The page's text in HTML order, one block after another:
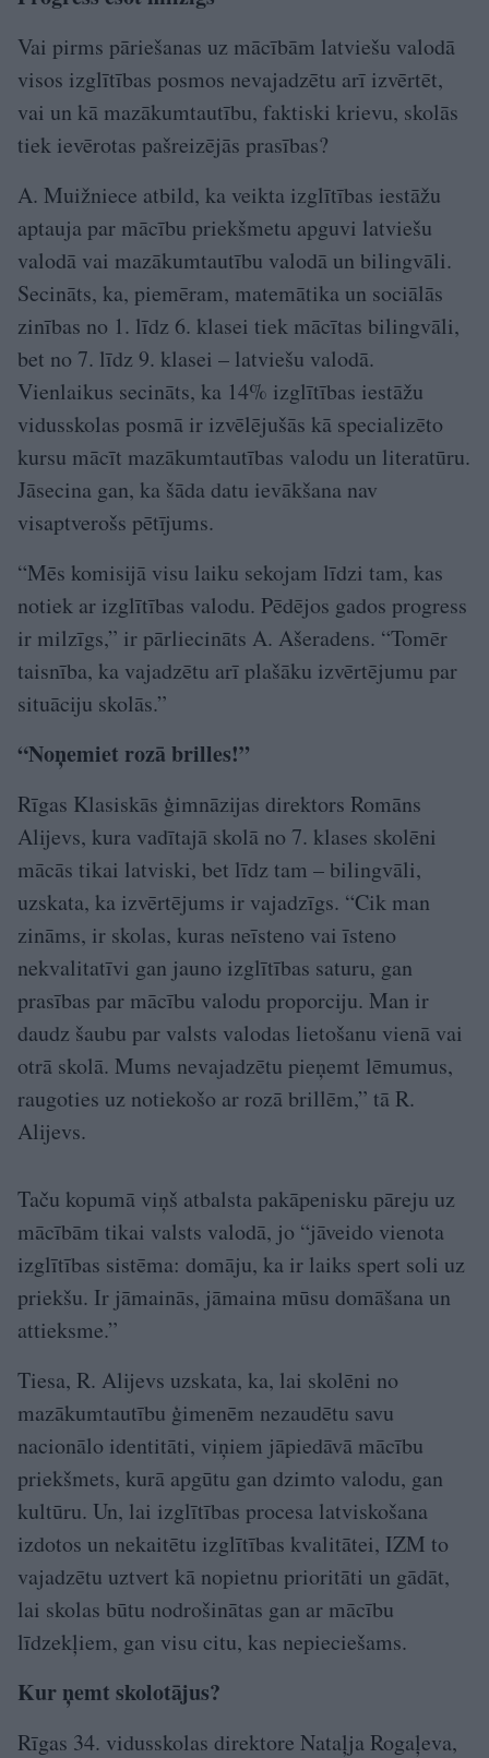
Vai pirms pāriešanas uz mācībām latviešu valodā
visos izglītības posmos nevajadzētu arī izvērtēt,
vai un kā mazākumtautību, faktiski krievu, skolās
tiek ievērotas pašreizējās prasības?
A. Muižniece atbild, ka veikta izglītības iestāžu
aptauja par mācību priekšmetu apguvi latviešu
valodā vai mazākumtautību valodā un bilingvāli.
Secināts, ka, piemēram, matemātika un sociālās
zinības no 1. līdz 6. klasei tiek mācītas bilingvāli,
bet no 7. līdz 9. klasei – latviešu valodā.
Vienlaikus secināts, ka 14% izglītības iestāžu
vidusskolas posmā ir izvēlējušās kā specializēto
kursu mācīt mazākumtautības valodu un literatūru.
Jāsecina gan, ka šāda datu ievākšana nav
visaptverošs pētījums.
“Mēs komisijā visu laiku sekojam līdzi tam, kas
notiek ar izglītības valodu. Pēdējos gados progress
ir milzīgs,” ir pārliecināts A. Ašeradens. “Tomēr
taisnība, ka vajadzētu arī plašāku izvērtējumu par
situāciju skolās.”
“Noņemiet rozā brilles!”
Rīgas Klasiskās ģimnāzijas direktors Romāns
Alijevs, kura vadītajā skolā no 7. klases skolēni
mācās tikai latviski, bet līdz tam – bilingvāli,
uzskata, ka izvērtējums ir vajadzīgs. “Cik man
zināms, ir skolas, kuras neīsteno vai īsteno
nekvalitatīvi gan jauno izglītības saturu, gan
prasības par mācību valodu proporciju. Man ir
daudz šaubu par valsts valodas lietošanu vienā vai
otrā skolā. Mums nevajadzētu pieņemt lēmumus,
raugoties uz notiekošo ar rozā brillēm,” tā R.
Alijevs.
Taču kopumā viņš atbalsta pakāpenisku pāreju uz
mācībām tikai valsts valodā, jo “jāveido vienota
izglītības sistēma: domāju, ka ir laiks spert soli uz
priekšu. Ir jāmainās, jāmaina mūsu domāšana un
attieksme.”
Tiesa, R. Alijevs uzskata, ka, lai skolēni no
mazākumtautību ģimenēm nezaudētu savu
nacionālo identitāti, viņiem jāpiedāvā mācību
priekšmets, kurā apgūtu gan dzimto valodu, gan
kultūru. Un, lai izglītības procesa latviskošana
izdotos un nekaitētu izglītības kvalitātei, IZM to
vajadzētu uztvert kā nopietnu prioritāti un gādāt,
lai skolas būtu nodrošinātas gan ar mācību
līdzekļiem, gan visu citu, kas nepieciešams.
Kur ņemt skolotājus?
Rīgas 34. vidusskolas direktore Nataļja Rogaļeva,